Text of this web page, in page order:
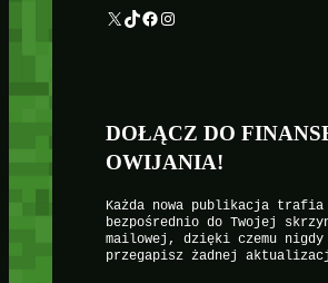
X TikTok Facebook Instagram
DOŁĄCZ DO
OWIJANIA!
Każda nowa publikacja trafia
bezpośrednio do Twojej
mailowej, dzięki czemu
przegapisz żadnej